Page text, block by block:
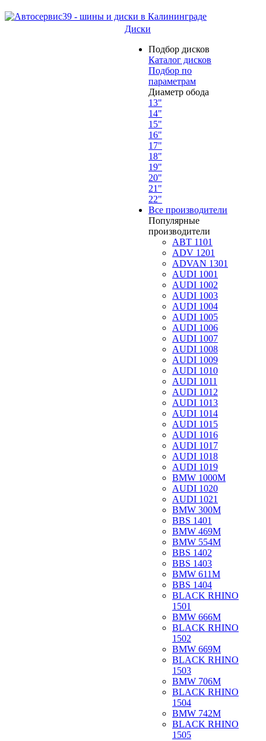
Диски
Подбор дисков
Каталог дисков
Подбор по
параметрам
Диаметр обода
13"
14"
15"
16"
17"
18"
19"
20"
21"
22"
Все производители
Популярные
производители
ABT 1101
ADV 1201
ADVAN 1301
AUDI 1001
AUDI 1002
AUDI 1003
AUDI 1004
AUDI 1005
AUDI 1006
AUDI 1007
AUDI 1008
AUDI 1009
AUDI 1010
AUDI 1011
AUDI 1012
AUDI 1013
AUDI 1014
AUDI 1015
AUDI 1016
AUDI 1017
AUDI 1018
AUDI 1019
BMW 1000M
AUDI 1020
AUDI 1021
BMW 300M
BBS 1401
BMW 469M
BMW 554M
BBS 1402
BBS 1403
BMW 611M
BBS 1404
BLACK RHINO
1501
BMW 666M
BLACK RHINO
1502
BMW 669M
BLACK RHINO
1503
BMW 706M
BLACK RHINO
1504
BMW 742M
BLACK RHINO
1505